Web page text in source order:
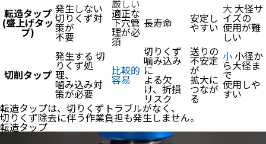
転造タップ
(盛上げタッ
プ)
発生しない
切りくず対
策が
不要
厳しい
適正な
下穴管
理が必
須
長寿命 安定し
やすい
大 大径サ
イズの
使用が難
しい
切削タップ
発生する 切
りくず処
理、
噛み込み対
策が必要
比較的
容易
切りくず
噛み込み
に
よる欠
け、折損
リスク
送りの
不安定
が
拡大に
つなが
る
小 小径か
ら大径ま
で
使用しや
すい
転造タップは、切りくずトラブルがなく、
切りくず除去に伴う作業負担も発生しません。
転造タップ